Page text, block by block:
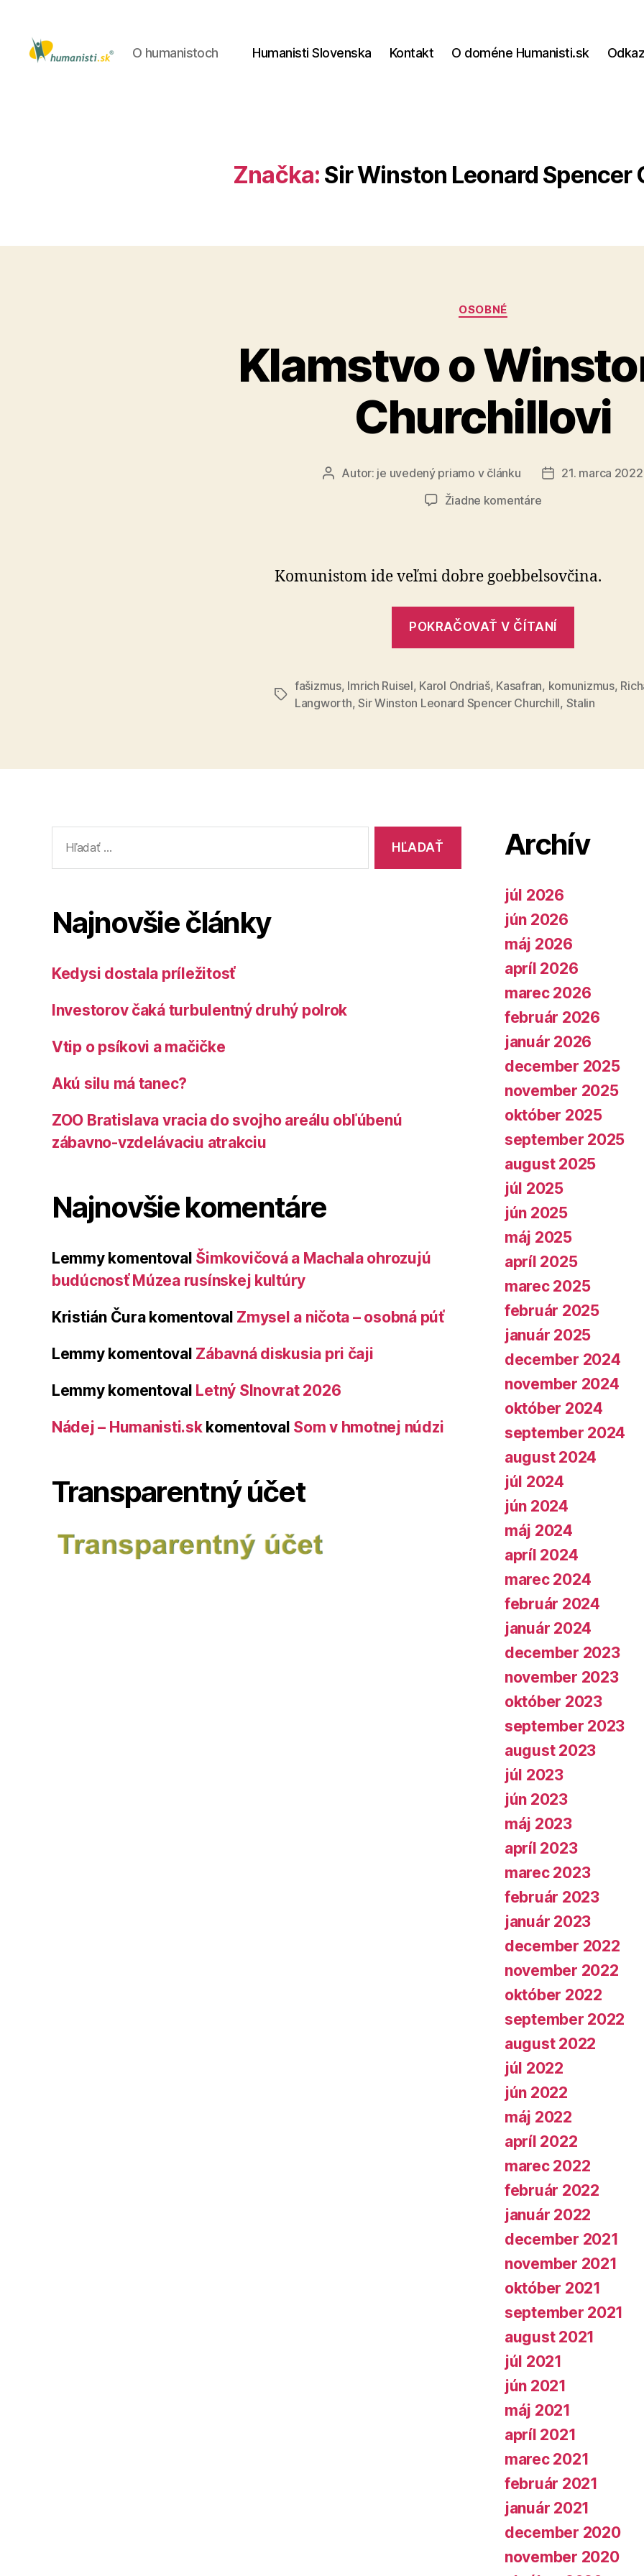
O humanistoch Humanisti Slovenska Kontakt O doméne Humanisti.sk
Značka: Sir Winston Leonard Spencer
Kategórie
OSOBNÉ
Klamstvo o
Churchillovi
AutorAutor: je uvedený priamo v článku
Dátum
21. marca 2022
Žiadne komentárena
Churchillovi
Komunistom ide veľmi dobre goebbelsovčina.
POKRAČOVAŤ V ČÍTANÍ
Značky
fašizmus, Imrich Ruisel, Karol Ondriaš, Kasafran, komunizmus,
Langworth,Sir Winston Leonard Spencer Churchill, Stalin
Najnovšie články
Kedysi dostala príležitosť
Investorov čaká turbulentný druhý polrok
Vtip o psíkovi a mačičke
Akú silu má tanec?
ZOO Bratislava vracia do svojho areálu obľúbenú
zábavno-vzdelávaciu atrakciu
Najnovšie komentáre
Lemmykomentoval Šimkovičová a Machala ohrozujú
budúcnosť Múzea rusínskej kultúry
Kristián Čurakomentoval Zmysel a ničota – osobná púť
Lemmykomentoval Zábavná diskusia pri čaji
Lemmykomentoval Letný Slnovrat 2026
Nádej – Humanisti.skkomentoval Som v hmotnej núdzi
Transparentný účet
Archív
júl 2026
jún 2026
máj 2026
apríl 2026
marec 2026
február 2026
január 2026
december 2025
november 2025
október 2025
september 2025
august 2025
júl 2025
jún 2025
máj 2025
apríl 2025
marec 2025
február 2025
január 2025
december 2024
november 2024
október 2024
september 2024
august 2024
júl 2024
jún 2024
máj 2024
apríl 2024
marec 2024
február 2024
január 2024
december 2023
november 2023
október 2023
september 2023
august 2023
júl 2023
jún 2023
máj 2023
apríl 2023
marec 2023
február 2023
január 2023
december 2022
november 2022
október 2022
september 2022
august 2022
júl 2022
jún 2022
máj 2022
apríl 2022
marec 2022
február 2022
január 2022
december 2021
november 2021
október 2021
september 2021
august 2021
júl 2021
jún 2021
máj 2021
apríl 2021
marec 2021
február 2021
január 2021
december 2020
november 2020